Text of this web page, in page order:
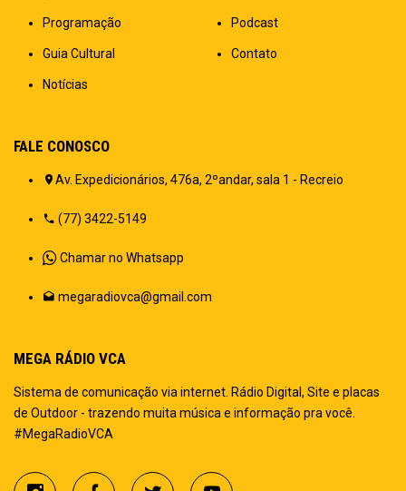
Programação
Guia Cultural
Notícias
Podcast
Contato
FALE CONOSCO
Av. Expedicionários, 476a, 2ºandar, sala 1 - Recreio
(77) 3422-5149
Chamar no Whatsapp
megaradiovca@gmail.com
MEGA RÁDIO VCA
Sistema de comunicação via internet. Rádio Digital, Site e placas
de Outdoor - trazendo muita música e informação pra você.
#MegaRadioVCA